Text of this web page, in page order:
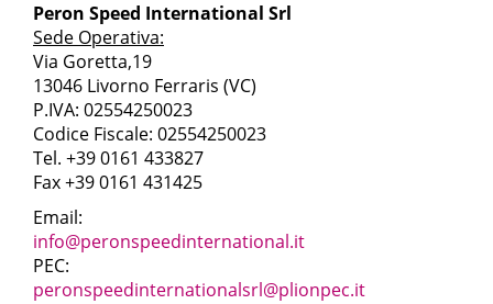
Peron Speed International Srl
Sede Operativa:
Via Goretta,19
13046 Livorno Ferraris (VC)
P.IVA: 02554250023
Codice Fiscale: 02554250023
Tel. +39 0161 433827
Fax +39 0161 431425
Email:
info@peronspeedinternational.it
PEC:
peronspeedinternationalsrl@plionpec.it